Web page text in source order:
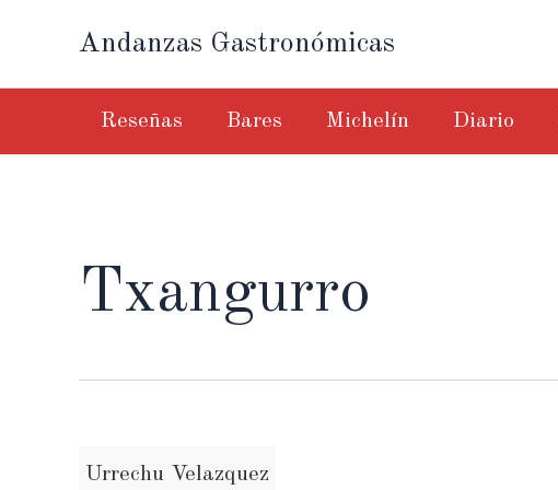
contenido
Andanzas Gastronómicas
Reseñas Bares Michelín Diario
Txangurro
Urrechu Velazquez